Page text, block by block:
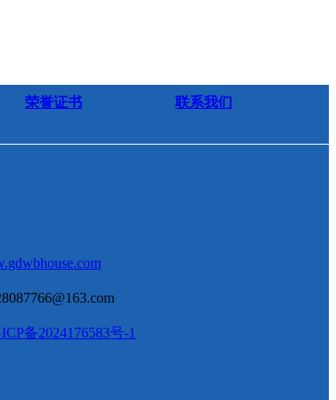
荣誉证书 联系我们
备2024176583号-1